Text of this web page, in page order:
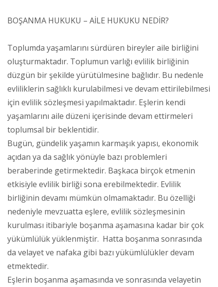
BOŞANMA HUKUKU – AİLE HUKUKU NEDİR?
Toplumda yaşamlarını sürdüren bireyler aile birliğini
oluşturmaktadır. Toplumun varlığı evlilik birliğinin
düzgün bir şekilde yürütülmesine bağlıdır. Bu nedenle
evliliklerin sağlıklı kurulabilmesi ve devam ettirilebilmesi
için evlilik sözleşmesi yapılmaktadır. Eşlerin kendi
yaşamlarını aile düzeni içerisinde devam ettirmeleri
toplumsal bir beklentidir.
Bugün, gündelik yaşamın karmaşık yapısı, ekonomik
açıdan ya da sağlık yönüyle bazı problemleri
beraberinde getirmektedir. Başkaca birçok etmenin
etkisiyle evlilik birliği sona erebilmektedir. Evlilik
birliğinin devamı mümkün olmamaktadır. Bu özelliği
nedeniyle mevzuatta eşlere, evlilik sözleşmesinin
kurulması itibariyle boşanma aşamasına kadar bir çok
yükümlülük yüklenmiştir. Hatta boşanma sonrasında
da velayet ve nafaka gibi bazı yükümlülükler devam
etmektedir.
Eşlerin boşanma aşamasında ve sonrasında velayetin